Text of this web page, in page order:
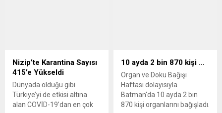
sevgilisi Orhan
Vatansever tutuklandı.
Başsavcılığınca Melek
Aslan’ın öldürülmesiyle ilgili
başlatılan soruşturma
öğrenilemeyen 72 AP 926
plakalı otomobil, Batman
Kozluk kara yolunda orta
refüjü geçerek, karşı yönden
gelen...
Nizip’te Karantina Sayısı
415’e Yükseldi
Dünyada olduğu gibi
Türkiye’yi de etkisi altına
alan COVİD-19’dan en çok
10 ayda 2 bin 870 kişi …
Organ ve Doku Bağışı
Haftası dolayısıyla
Batman'da 10 ayda 2 bin
870 kişi organlarını bağışladı.